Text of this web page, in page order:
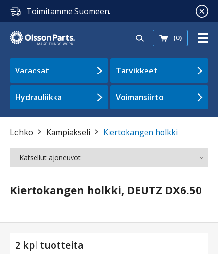
Toimitamme Suomeen.
(0)
Varaosat Tarvikkeet
Hydrauliikka Voimansiirto
Lohko Kampiakseli Kiertokangen holkki
Katsellut ajoneuvot
Kiertokangen holkki, DEUTZ DX6.50
2 kpl tuotteita